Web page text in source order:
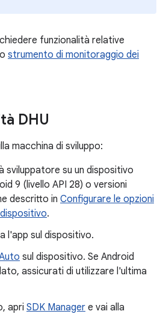
funzionalità relative
strumento di monitoraggio dei
DHU
macchina di sviluppo:
sviluppatore su un dispositivo
9 (livello API 28) o versioni
descritto in Configurare le opzioni
.
l'app sul dispositivo.
sul dispositivo. Se Android
assicurati di utilizzare l'ultima
apri SDK Manager e vai alla